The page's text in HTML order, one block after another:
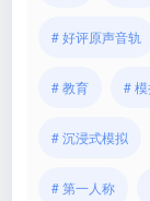
# 好评原声音轨
# 教育 #
# 沉浸式模拟
# 第一人称